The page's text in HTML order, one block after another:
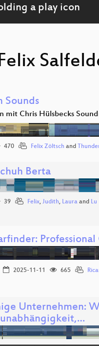
Sounds
mit Chris Hülsbecks
470 Felix Zöltsch and
Berta
39 Felix, Judith, Laura and Lu
Professional
2025-11-11 665
Unternehmen: